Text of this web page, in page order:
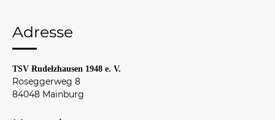
Adresse
TSV Rudelzhausen 1948 e. V.
Roseggerweg 8
84048 Mainburg